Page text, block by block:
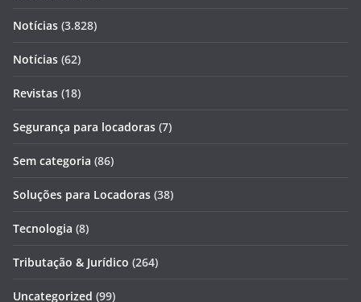
Notícias (3.828)
Notícias (62)
Revistas (18)
Segurança para locadoras (7)
Sem categoria (86)
Soluções para Locadoras (38)
Tecnologia (8)
Tributação & Jurídico (264)
Uncategorized (99)